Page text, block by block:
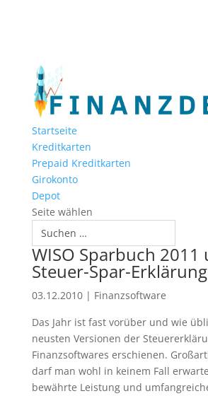
Startseite
Kreditkarten
Prepaid Kreditkarten
Girokonto
Depot
Seite wählen
WISO Sparbuch 2011
Steuer-Spar-
03.12.2010| Finanzsoftware
Das Jahr ist fast vorüber und wie
neusten Versionen der
Finanzsoftwares erschienen.
darf man wohl in keinem Fall
bewährte Leistung und